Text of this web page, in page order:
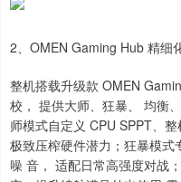
2、OMEN Gaming Hub 精细
整机搭载升级款 OMEN
校， 提供大师、狂暴、 均衡
师模式自定义 CPU SPPT、
极致压榨硬件潜力；狂暴模
噪 音， 适配日常高强度对战